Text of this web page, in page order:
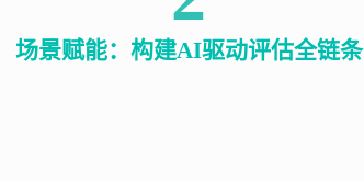
场景赋能：构建AI驱动评估全链条